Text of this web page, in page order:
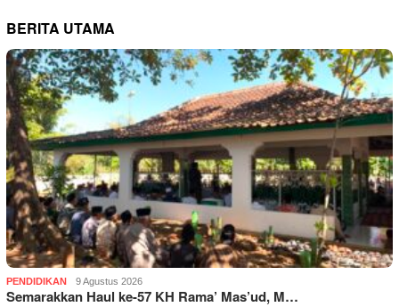
BERITA UTAMA
PENDIDIKAN 9 Agustus 2026
Semarakkan Haul ke-57 KH Rama’ Mas’ud, M…